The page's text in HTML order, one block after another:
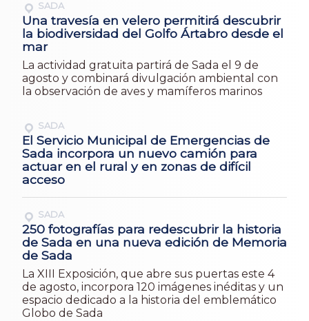
SADA
Una travesía en velero permitirá descubrir
la biodiversidad del Golfo Ártabro desde el
mar
La actividad gratuita partirá de Sada el 9 de
agosto y combinará divulgación ambiental con
la observación de aves y mamíferos marinos
SADA
El Servicio Municipal de Emergencias de
Sada incorpora un nuevo camión para
actuar en el rural y en zonas de difícil
acceso
SADA
250 fotografías para redescubrir la historia
de Sada en una nueva edición de Memoria
de Sada
La XIII Exposición, que abre sus puertas este 4
de agosto, incorpora 120 imágenes inéditas y un
espacio dedicado a la historia del emblemático
Globo de Sada